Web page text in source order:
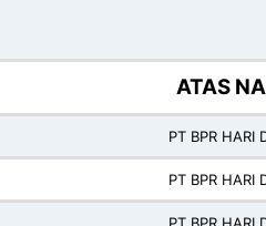
ATAS
PT BPR HARI
PT BPR HARI
PT BPR HARI